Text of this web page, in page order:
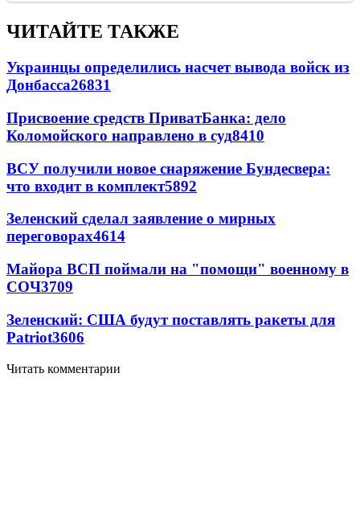
ЧИТАЙТЕ ТАКЖЕ
Украинцы определились насчет вывода войск из
Донбасса26831
Присвоение средств ПриватБанка: дело
Коломойского направлено в суд8410
ВСУ получили новое снаряжение Бундесвера:
что входит в комплект5892
Зеленский сделал заявление о мирных
переговорах4614
Майора ВСП поймали на "помощи" военному в
СОЧ3709
Зеленский: США будут поставлять ракеты для
Patriot3606
Читать комментарии